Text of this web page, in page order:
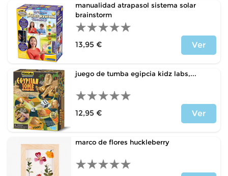
manualidad atrapasol sistema solar
brainstorm
13,95 €
Ver
juego de tumba egipcia kidz labs,...
12,95 €
Ver
marco de flores huckleberry